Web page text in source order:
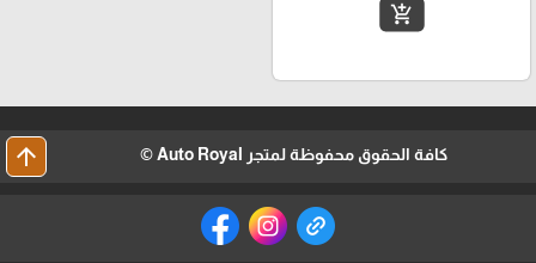
add_shopping_cart
كافة الحقوق محفوظة لمتجر Auto Royal © arrow_upward